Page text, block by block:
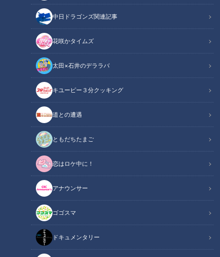
中日ドラゴンズ関連記事
花咲かタイムズ
太田×石井のデララバ
キユーピー３分クッキング
道との遭遇
ともだちたまご
恋はロケ中に！
アナウンサー
ゴゴスマ
ドキュメンタリー
CBCテレビ：画像『キユーピー3分クッキング』
この記事の画像
この記事を見たあなたへのおすすめ